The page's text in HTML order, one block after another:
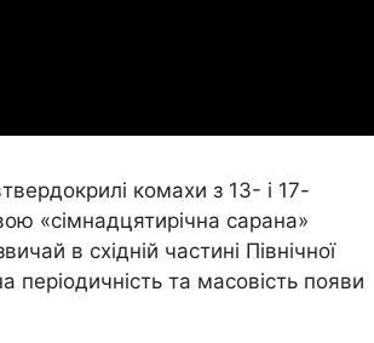
комахи з 13- і 17-
«сімнадцятирічна сарана»
в східній частині Північної
та масовість появи